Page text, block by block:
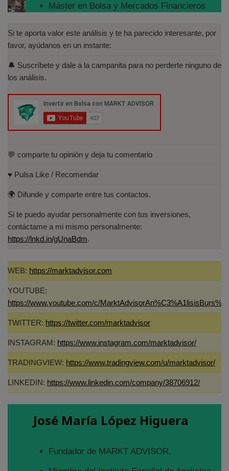
Máster en Bolsa y Mercados Financieros
asesoramiento financiero (MIFID II):
https://www.cnmv.es/portal/Titulos-
Licenciado en Informática por la Universidad
Politécnica de Madrid(UPM)
Si te aporta valor este análisis y te ha parecido interesante, por
favor, ayúdanos en un instante:
🔔 Suscríbete y dale a la campanita para no perderte ninguno de
los análisis.
💬 comparte tu opinión y deja tu comentario
♥️ Pulsa Like / Recomendar
🌍 Difunde y comparte entre tus contactos.
Si te puedo ayudar personalmente con tus inversiones,
contáctame a mi mismo personalmente:
https://lnkd.in/gUnaBdm.
WEB: https://marktadvisor.com
YOUTUBE:
https://www.youtube.com/c/
TWITTER: https://twitter.com/marktadvisor
INSTAGRAM: https://www.instagram.com/marktadvisor/
TRADINGVIEW: https://www.tradingview.com/u/marktadvisor/
LINKEDIN: https://www.linkedin.com/company/38706912/
José María López Higuera
Fundador de MARKT ADVISOR.